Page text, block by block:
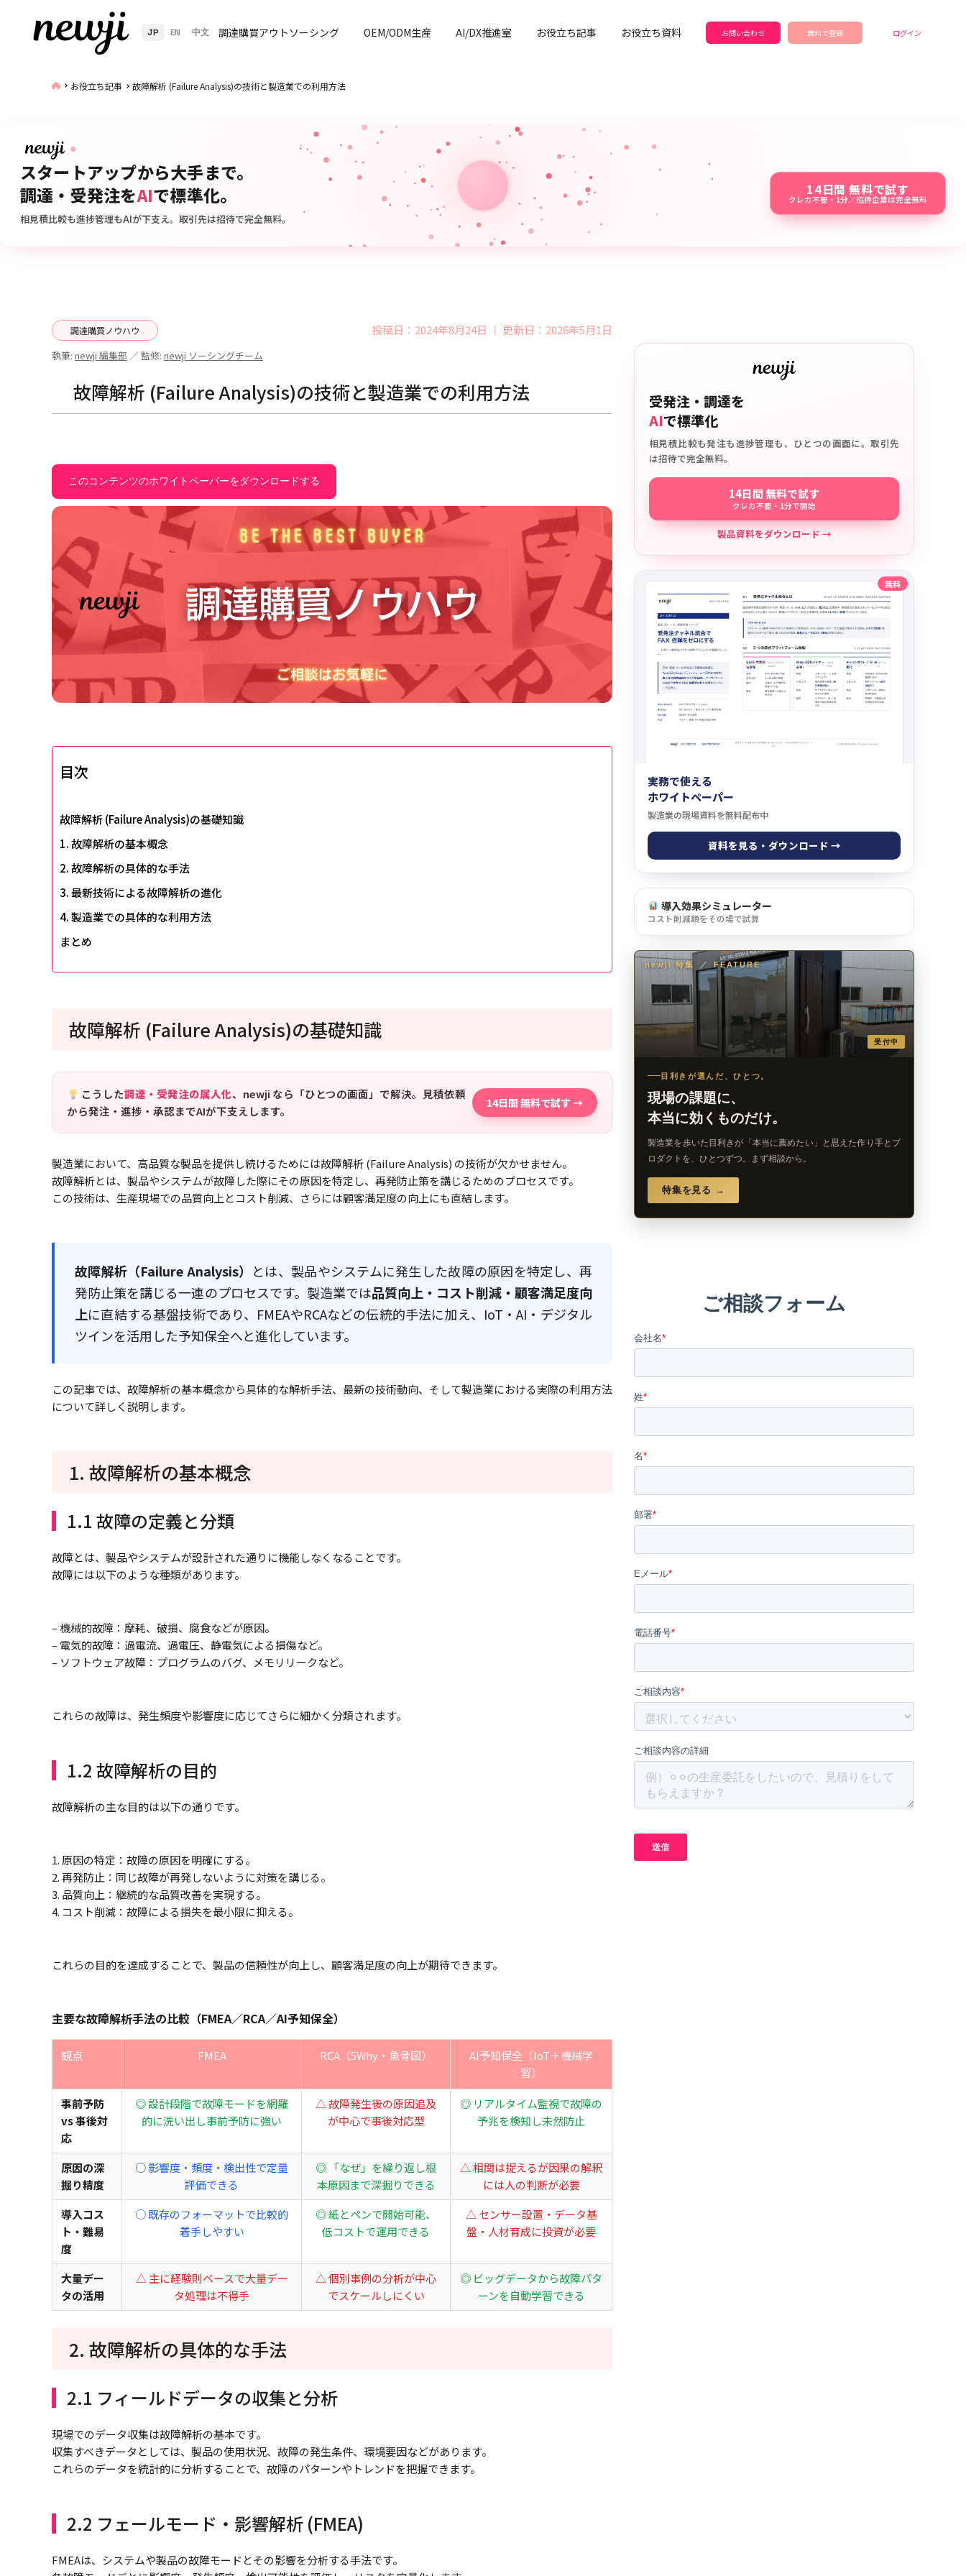
JP EN 中文 調達購買アウトソーシング OEM/ODM生産 AI/DX推進室 お役立ち記事 お役立ち資料 お問い合わせ 無料で登録 ログイン
お役立ち記事 故障解析 (Failure Analysis)の技術と製造業での利用方法
スタートアップから大手まで。
調達・受発注をAIで標準化。
相見積比較も進捗管理もAIが下支え。取引先は招待で完全無料。
14日間 無料で試す
クレカ不要・1分／招待企業は完全無料
調達購買ノウハウ 投稿日：2024年8月24日 ｜ 更新日：2026年5月1日
執筆: newji 編集部 ／ 監修: newji ソーシングチーム
故障解析 (Failure Analysis)の技術と製造業での利用方法
このコンテンツのホワイトペーパーをダウンロードする
目次
故障解析 (Failure Analysis)の基礎知識
1. 故障解析の基本概念
2. 故障解析の具体的な手法
3. 最新技術による故障解析の進化
4. 製造業での具体的な利用方法
まとめ
故障解析 (Failure Analysis)の基礎知識
こうした調達・受発注の属人化、newji なら「ひとつの画面」で解決。見積依頼
から発注・進捗・承認までAIが下支えします。
14日間 無料で試す →
製造業において、高品質な製品を提供し続けるためには故障解析 (Failure Analysis) の技術が欠かせません。
故障解析とは、製品やシステムが故障した際にその原因を特定し、再発防止策を講じるためのプロセスです。
この技術は、生産現場での品質向上とコスト削減、さらには顧客満足度の向上にも直結します。
故障解析（Failure Analysis） とは、製品やシステムに発生した故障の原因を特定し、再
発防止策を講じる一連のプロセスです。製造業では品質向上・コスト削減・顧客満足度向
上に直結する基盤技術であり、FMEAやRCAなどの伝統的手法に加え、IoT・AI・デジタル
ツインを活用した予知保全へと進化しています。
この記事では、故障解析の基本概念から具体的な解析手法、最新の技術動向、そして製造業における実際の利用方法
について詳しく説明します。
1. 故障解析の基本概念
1.1 故障の定義と分類
故障とは、製品やシステムが設計された通りに機能しなくなることです。
故障には以下のような種類があります。
– 機械的故障：摩耗、破損、腐食などが原因。
– 電気的故障：過電流、過電圧、静電気による損傷など。
– ソフトウェア故障：プログラムのバグ、メモリリークなど。
これらの故障は、発生頻度や影響度に応じてさらに細かく分類されます。
1.2 故障解析の目的
故障解析の主な目的は以下の通りです。
1. 原因の特定：故障の原因を明確にする。
2. 再発防止：同じ故障が再発しないように対策を講じる。
3. 品質向上：継続的な品質改善を実現する。
4. コスト削減：故障による損失を最小限に抑える。
これらの目的を達成することで、製品の信頼性が向上し、顧客満足度の向上が期待できます。
主要な故障解析手法の比較（FMEA／RCA／AI予知保全）
観点 FMEA RCA（5Why・魚骨図）
AI予知保全（IoT＋機械学
習）
事前予防
vs 事後対
応
◎ 設計段階で故障モードを網羅
的に洗い出し事前予防に強い
△ 故障発生後の原因追及
が中心で事後対応型
◎ リアルタイム監視で故障の
予兆を検知し未然防止
原因の深
掘り精度
○ 影響度・頻度・検出性で定量
評価できる
◎ 「なぜ」を繰り返し根
本原因まで深掘りできる
△ 相関は捉えるが因果の解釈
には人の判断が必要
導入コス
ト・難易
度
○ 既存のフォーマットで比較的
着手しやすい
◎ 紙とペンで開始可能、
低コストで運用できる
△ センサー設置・データ基
盤・人材育成に投資が必要
大量デー
タの活用
△ 主に経験則ベースで大量デー
タ処理は不得手
△ 個別事例の分析が中心
でスケールしにくい
◎ ビッグデータから故障パタ
ーンを自動学習できる
2. 故障解析の具体的な手法
2.1 フィールドデータの収集と分析
現場でのデータ収集は故障解析の基本です。
収集すべきデータとしては、製品の使用状況、故障の発生条件、環境要因などがあります。
これらのデータを統計的に分析することで、故障のパターンやトレンドを把握できます。
2.2 フェールモード・影響解析 (FMEA)
FMEAは、システムや製品の故障モードとその影響を分析する手法です。
受発注・調達を
AIで標準化
相見積比較も発注も進捗管理も、ひとつの画面に。取引先
は招待で完全無料。
14日間 無料で試す
クレカ不要・1分で開始
製品資料をダウンロード →
無料
実務で使える
ホワイトペーパー
製造業の現場資料を無料配布中
資料を見る・ダウンロード →
導入効果シミュレーター
コスト削減額をその場で試算
newji 特集 ／ FEATURE
受付中
目利きが選んだ、ひとつ。
現場の課題に、
本当に効くものだけ。
製造業を歩いた目利きが「本当に薦めたい」と思えた作り手とプ
ロダクトを、ひとつずつ。まず相談から。
特集を見る →